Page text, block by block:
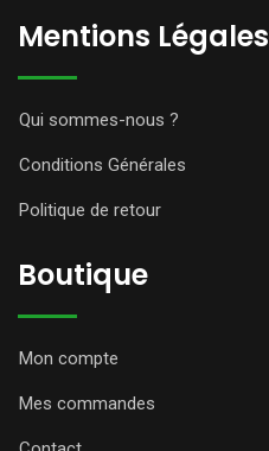
Mentions Légales
Qui sommes-nous ?
Conditions Générales
Politique de retour
Boutique
Mon compte
Mes commandes